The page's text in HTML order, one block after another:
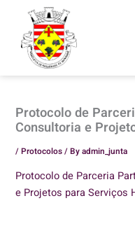
content
Protocolo de
Consultoria e
/Protocolos/ Byadmin_junta
Protocolo de Parceria
e Projetos para Serviços